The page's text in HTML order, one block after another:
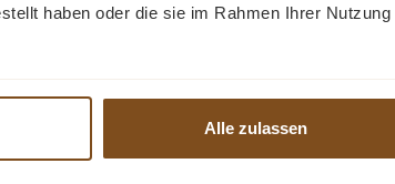
haben oder die sie im Rahmen Ihrer Nutzung
Alle zulassen